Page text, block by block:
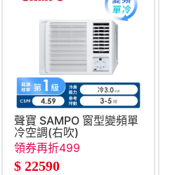
聲寶 SAMPO 窗型變頻單
冷空調(右吹)
領券再折499
$ 22590